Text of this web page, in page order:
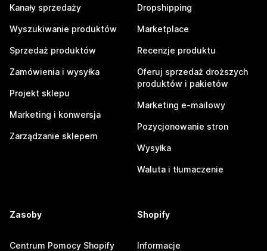
Kanały sprzedaży
Wyszukiwanie produktów
Sprzedaż produktów
Zamówienia i wysyłka
Projekt sklepu
Marketing i konwersja
Zarządzanie sklepem
Dropshipping
Marketplace
Recenzje produktu
Oferuj sprzedaż droższych
produktów i pakietów
Marketing e-mailowy
Pozycjonowanie stron
Wysyłka
Waluta i tłumaczenie
Zasoby
Centrum Pomocy Shopify
Shopify
Informacje